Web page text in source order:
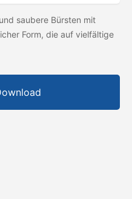
saubere Bürsten mit
Form, die auf vielfältige